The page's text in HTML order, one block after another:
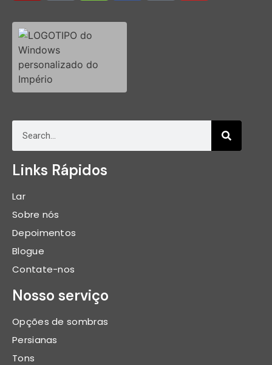
Links Rápidos
Lar
Sobre nós
Depoimentos
Blogue
Contate-nos
Nosso serviço
Opções de sombras
Persianas
Tons